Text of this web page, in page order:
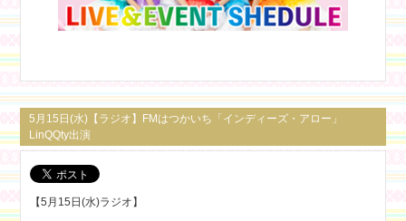
5月15日(水)【ラジオ】FMはつかいち「インディーズ・アロー」
LinQQty出演
【5月15日(水)ラジオ】